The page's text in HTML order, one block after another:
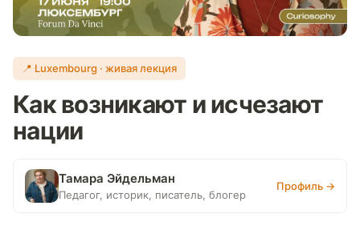
📍 Luxembourg · живая лекция
Как возникают и исчезают
нации
Тамара Эйдельман
Педагог, историк, писатель, блогер
Профиль →